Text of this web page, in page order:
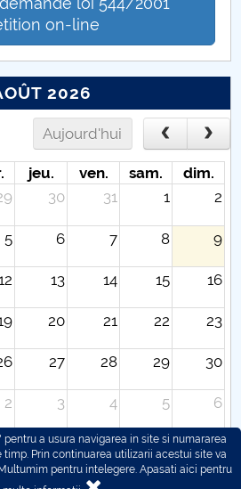
on-line
2026
Aujourd'hui
jeu. ven. sam.
dim.
30 31 1 2
5 6 7 8 9
13 14 15 16
20 21 22 23
27 28 29 30
2 3 4 5 6
a usura navigarea in site si numararea
Prin continuarea utilizarii acestui site va
pentru intelegere. Apasati aici pentru